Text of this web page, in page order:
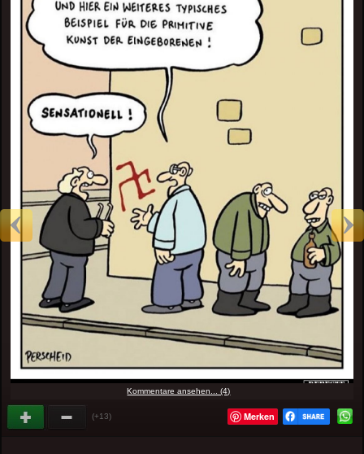
Kommentare ansehen... (4)
(+13) Merken